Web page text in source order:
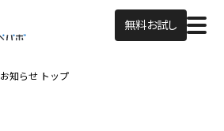
無料お試し
お知らせ トップ